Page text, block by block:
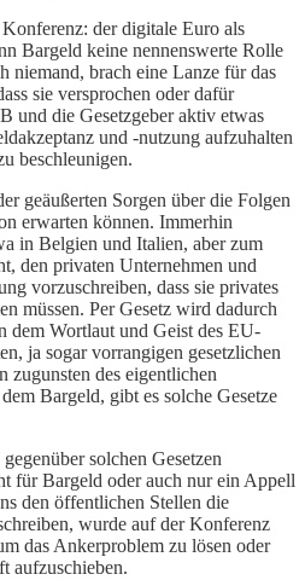
der digitale Euro als
Bargeld keine nennenswerte Rolle
niemand, brach eine Lanze für das
sie versprochen oder dafür
und die Gesetzgeber aktiv etwas
und -nutzung aufzuhalten
beschleunigen.
geäußerten Sorgen über die Folgen
erwarten können. Immerhin
in Belgien und Italien, aber zum
den privaten Unternehmen und
vorzuschreiben, dass sie privates
müssen. Per Gesetz wird dadurch
dem Wortlaut und Geist des EU-
ja sogar vorrangigen gesetzlichen
zugunsten des eigentlichen
Bargeld, gibt es solche Gesetze
solchen Gesetzen
für Bargeld oder auch nur ein Appell
den öffentlichen Stellen die
wurde auf der Konferenz
das Ankerproblem zu lösen oder
aufzuschieben.